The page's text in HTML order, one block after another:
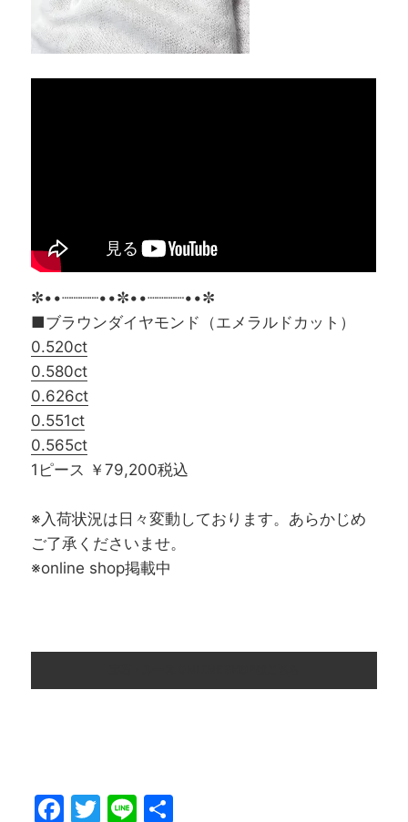
✼••┈┈┈┈••✼••┈┈┈┈••✼
■ブラウンダイヤモンド（エメラルドカット）
0.520ct
0.580ct
0.626ct
0.551ct
0.565ct
1ピース ￥79,200税込
※入荷状況は日々変動しております。あらかじめ
ご了承くださいませ。
※online shop掲載中
F
T
Li